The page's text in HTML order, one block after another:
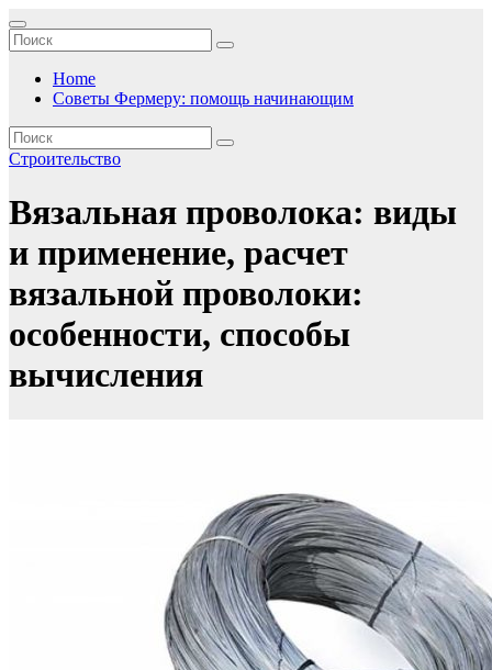
Перейти
к
содержимому
Home
Советы Фермеру: помощь начинающим
Строительство
Вязальная проволока: виды
и применение, расчет
вязальной проволоки:
особенности, способы
вычисления